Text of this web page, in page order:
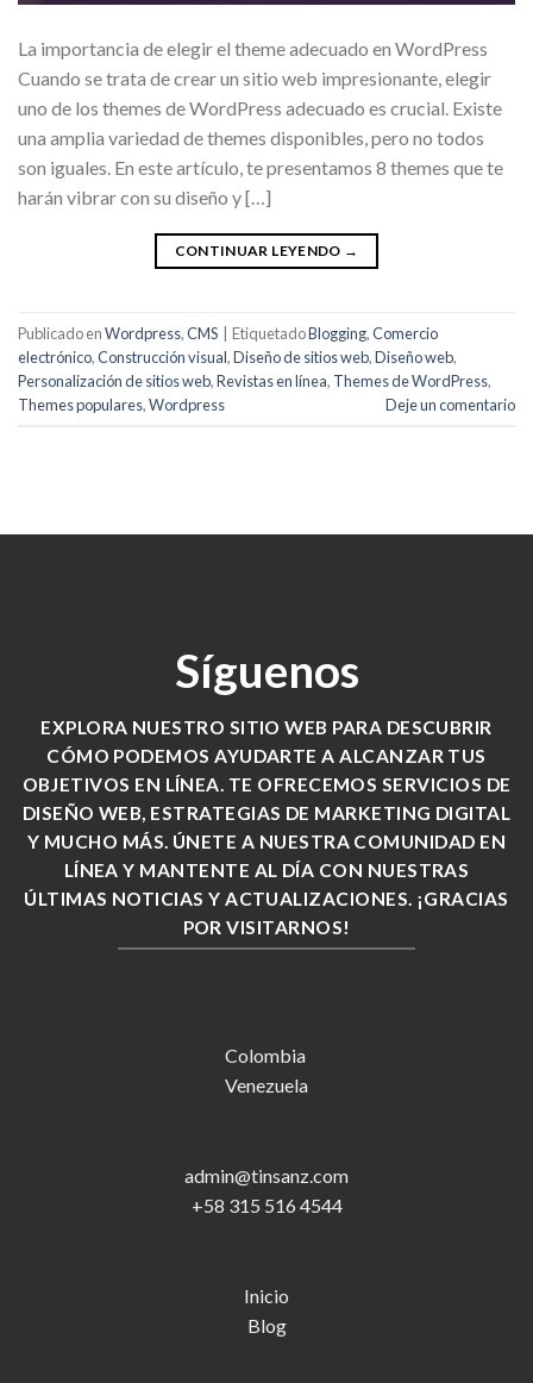
La importancia de elegir el theme adecuado en WordPress
Cuando se trata de crear un sitio web impresionante, elegir
uno de los themes de WordPress adecuado es crucial. Existe
una amplia variedad de themes disponibles, pero no todos
son iguales. En este artículo, te presentamos 8 themes que te
harán vibrar con su diseño y […]
CONTINUAR LEYENDO →
Publicado enWordpress,CMS EtiquetadoBlogging,Comercio
electrónico,Construcción visual,Diseño de sitios web,Diseño web,
Personalización de sitios web,Revistas en línea, Themes de WordPress,
Themes populares,Wordpress Deje un comentario
Síguenos
EXPLORA NUESTRO SITIO WEB PARA DESCUBRIR
CÓMO PODEMOS AYUDARTE A ALCANZAR TUS
OBJETIVOS EN LÍNEA. TE OFRECEMOS SERVICIOS DE
DISEÑO WEB, ESTRATEGIAS DE MARKETING DIGITAL
Y MUCHO MÁS. ÚNETE A NUESTRA COMUNIDAD EN
LÍNEA Y MANTENTE AL DÍA CON NUESTRAS
ÚLTIMAS NOTICIAS Y ACTUALIZACIONES. ¡GRACIAS
POR VISITARNOS!
Colombia
Venezuela
admin@tinsanz.com
+58 315 516 4544
Inicio
Blog